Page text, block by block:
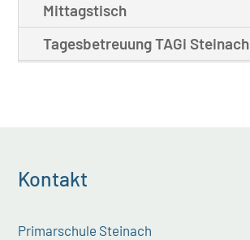
Mittagstisch
Tagesbetreuung TAGi Steinach
Kontakt
Primarschule Steinach